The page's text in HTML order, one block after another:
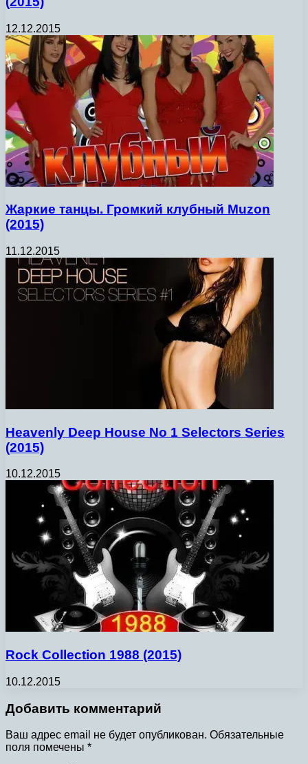
12.12.2015
Жаркие танцы. Громкий клубный Muzon
(2015)
11.12.2015
Heavenly Deep House No 1 Selectors Series
(2015)
10.12.2015
Rock Collection 1988 (2015)
10.12.2015
Добавить комментарий
Ваш адрес email не будет опубликован. Обязательные
поля помечены *